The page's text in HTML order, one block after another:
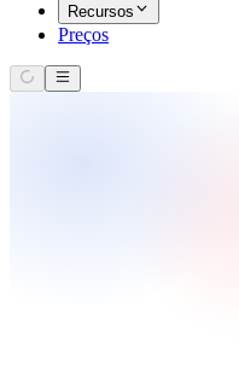
Recursos
Preços